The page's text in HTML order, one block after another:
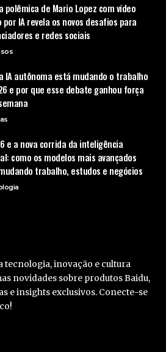
polêmica de Mario Lopez com vídeo
por IA revela os novos desafios para
e redes sociais
IA autônoma está mudando o trabalho
e por que esse debate ganhou força
e a nova corrida da inteligência
como os modelos mais avançados
trabalho, estudos e negócios
tecnologia, inovação e cultura
novidades sobre produtos Baidu,
e insights exclusivos. Conecte-se